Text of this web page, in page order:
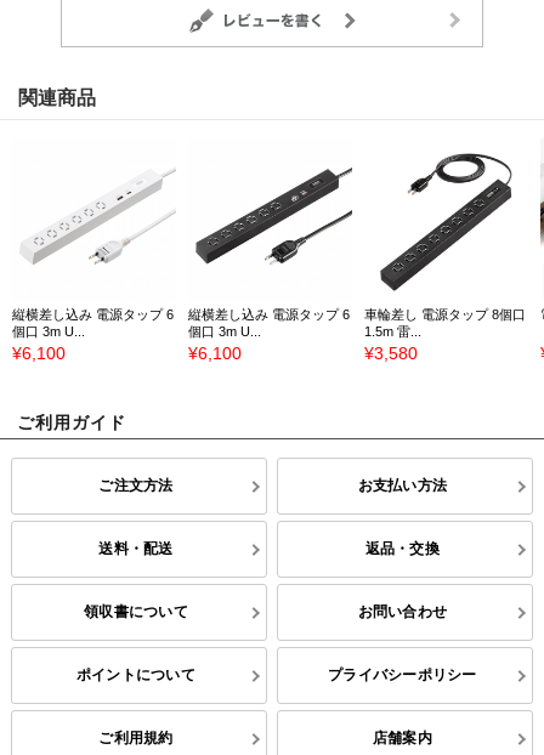
関連商品
縦横差し込み 電源タップ 6
個口 3m U...
¥6,100
縦横差し込み 電源タップ 6
個口 3m U...
¥6,100
車輪差し 電源タップ 8個口
1.5m 雷...
¥3,580
ご利用ガイド
ご注文方法 お支払い方法
送料・配送 返品・交換
領収書について お問い合わせ
ポイントについて プライバシーポリシー
ご利用規約 店舗案内